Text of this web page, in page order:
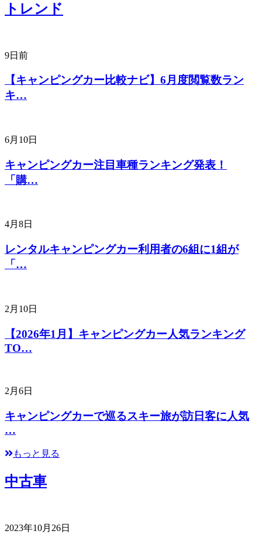
トレンド
9日前
【キャンピングカー比較ナビ】6月度閲覧数ラン
キ…
6月10日
キャンピングカー注目車種ランキング発表！
「購…
4月8日
レンタルキャンピングカー利用者の6組に1組が
「…
2月10日
【2026年1月】キャンピングカー人気ランキング
TO…
2月6日
キャンピングカーで巡るスキー旅が訪日客に人気
…
もっと見る
中古車
2023年10月26日